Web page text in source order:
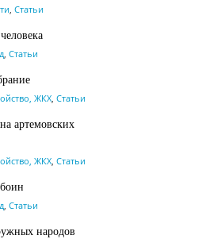
Статьи
Статьи
ЖКХ Статьи
артемовских
ЖКХ Статьи
Статьи
народов